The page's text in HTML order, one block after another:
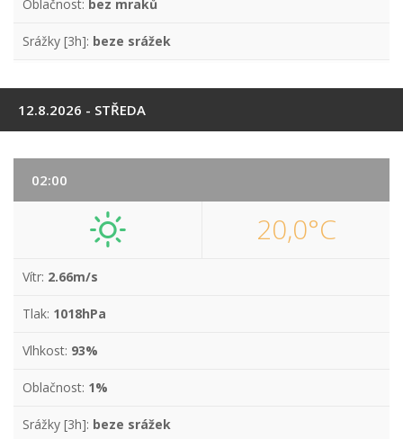
Oblačnost: bez mraků
Srážky [3h]: beze srážek
12.8.2026 - STŘEDA
02:00
20,0°C
Vítr: 2.66m/s
Tlak: 1018hPa
Vlhkost: 93%
Oblačnost: 1%
Srážky [3h]: beze srážek